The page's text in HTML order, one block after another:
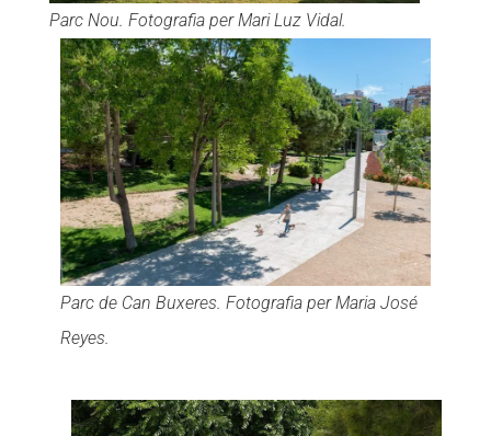
Parc Nou. Fotografia per Mari Luz Vidal.
Parc de Can Buxeres. Fotografia per Maria José
Reyes.